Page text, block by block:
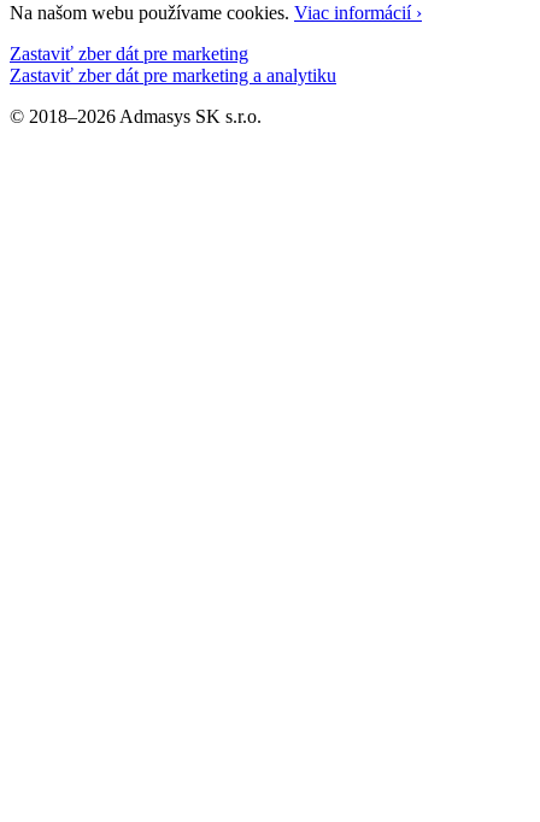
Na našom webu používame cookies. Viac informácií ›
Zastaviť zber dát pre marketing
Zastaviť zber dát pre marketing a analytiku
© 2018–2026 Admasys SK s.r.o.